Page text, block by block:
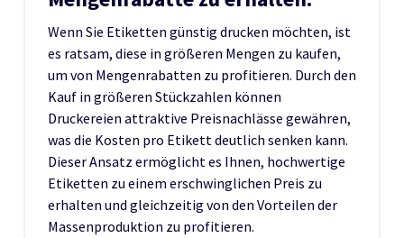
Wenn Sie Etiketten günstig drucken möchten, ist
es ratsam, diese in größeren Mengen zu kaufen,
um von Mengenrabatten zu profitieren. Durch den
Kauf in größeren Stückzahlen können
Druckereien attraktive Preisnachlässe gewähren,
was die Kosten pro Etikett deutlich senken kann.
Dieser Ansatz ermöglicht es Ihnen, hochwertige
Etiketten zu einem erschwinglichen Preis zu
erhalten und gleichzeitig von den Vorteilen der
Massenproduktion zu profitieren.